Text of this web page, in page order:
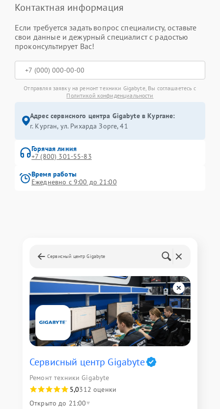
Контактная информация
Если требуется задать вопрос специалисту, оставьте
свои данные и дежурный специалист с радостью
проконсультирует Вас!
Отправляя заявку на ремонт техники Gigabyte, Вы соглашаетесь с
Политикой конфиденциальности
Адрес сервисного центра Gigabyte в Кургане:
г. Курган, ул. Рихарда Зорге, 41
Горячая линия
+7 (800) 301-55-83
Время работы
Ежедневно с 9:00 до 21:00
Сервисный центр Gigabyte
Сервисный центр Gigabyte
Ремонт техники Gigabyte
5,0312 оценки
Открыто до 21:00